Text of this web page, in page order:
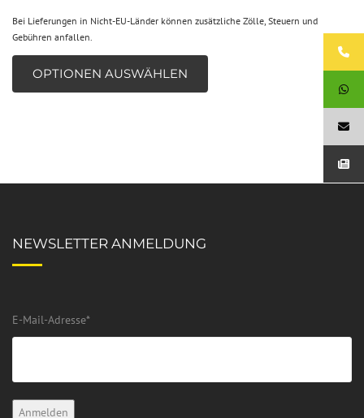
Bei Lieferungen in Nicht-EU-Länder können zusätzliche Zölle, Steuern und
Gebühren anfallen.
OPTIONEN AUSWÄHLEN
NEWSLETTER ANMELDUNG
E-Mail-Adresse*